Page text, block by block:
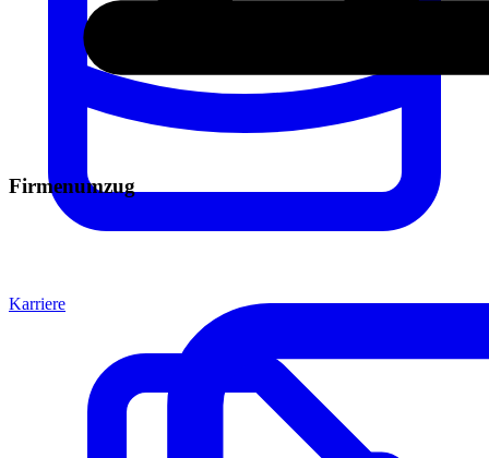
Firmenumzug
Karriere